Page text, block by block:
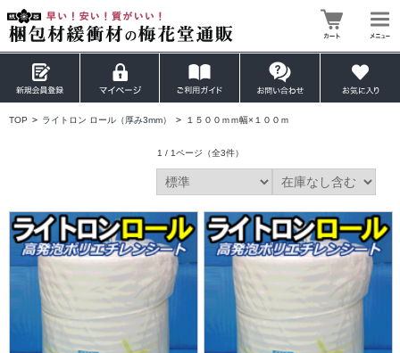
TOP > ライトロン ロール（厚み3mm） > １５００ｍｍ幅×１００ｍ
1 / 1ページ （全3件）